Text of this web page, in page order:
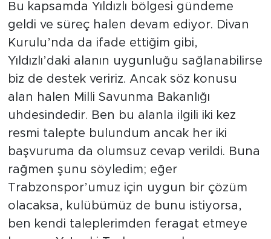
Bu kapsamda Yıldızlı bölgesi gündeme
geldi ve süreç halen devam ediyor. Divan
Kurulu’nda da ifade ettiğim gibi,
Yıldızlı’daki alanın uygunluğu sağlanabilirse
biz de destek veririz. Ancak söz konusu
alan halen Milli Savunma Bakanlığı
uhdesindedir. Ben bu alanla ilgili iki kez
resmi talepte bulundum ancak her iki
başvuruma da olumsuz cevap verildi. Buna
rağmen şunu söyledim; eğer
Trabzonspor’umuz için uygun bir çözüm
olacaksa, kulübümüz de bunu istiyorsa,
ben kendi taleplerimden feragat etmeye